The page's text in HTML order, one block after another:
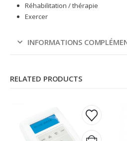
Réhabilitation / thérapie
Exercer
INFORMATIONS
RELATED PRODUCTS